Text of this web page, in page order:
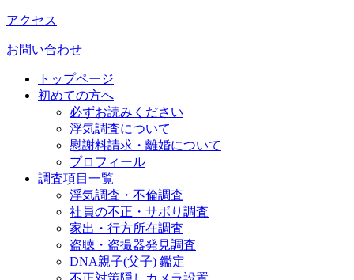
アクセス
お問い合わせ
トップページ
初めての方へ
必ずお読みください
浮気調査について
慰謝料請求・離婚について
プロフィール
調査項目一覧
浮気調査・不倫調査
社員の不正・サボり調査
家出・行方所在調査
盗聴・盗撮器発見調査
DNA親子(父子) 鑑定